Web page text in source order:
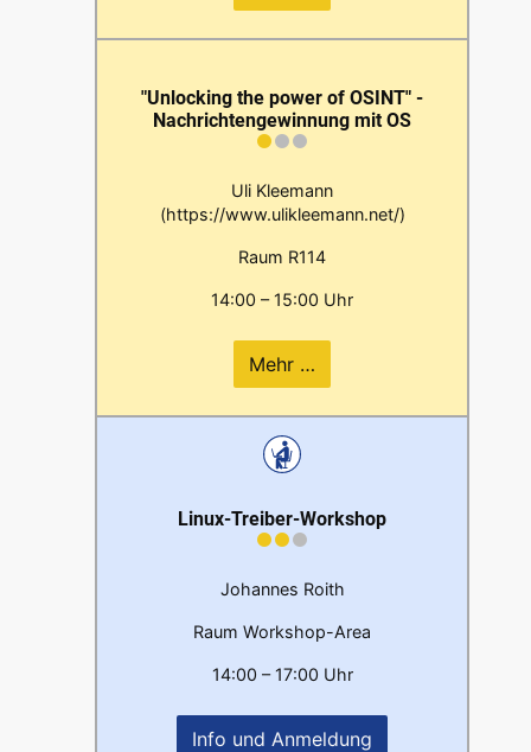
"Unlocking the power of OSINT" -
Nachrichtengewinnung mit OS
Uli Kleemann
(https://www.ulikleemann.net/)
Raum R114
14:00 – 15:00 Uhr
Mehr …
Linux-Treiber-Workshop
Johannes Roith
Raum Workshop-Area
14:00 – 17:00 Uhr
Info und Anmeldung